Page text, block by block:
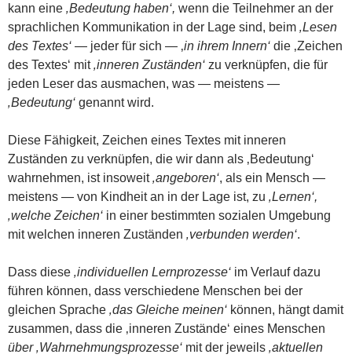
kann eine ‚Bedeutung haben‘, wenn die Teilnehmer an der
sprachlichen Kommunikation in der Lage sind, beim ‚Lesen
des Textes‘ — jeder für sich — ‚in ihrem Innern‘ die ‚Zeichen
des Textes‘ mit‚inneren Zuständen‘ zu verknüpfen, die für
jeden Leser das ausmachen, was — meistens —
‚Bedeutung‘ genannt wird.
Diese Fähigkeit, Zeichen eines Textes mit inneren
Zuständen zu verknüpfen, die wir dann als ‚Bedeutung‘
wahrnehmen, ist insoweit‚angeboren‘, als ein Mensch —
meistens — von Kindheit an in der Lage ist, zu ‚Lernen‘,
‚welche Zeichen‘ in einer bestimmten sozialen Umgebung
mit welchen inneren Zuständen ‚verbunden werden‘.
Dass diese ‚individuellen Lernprozesse‘ im Verlauf dazu
führen können, dass verschiedene Menschen bei der
gleichen Sprache ‚das Gleiche meinen‘ können, hängt damit
zusammen, dass die ‚inneren Zustände‘ eines Menschen
über ‚Wahrnehmungsprozesse‘ mit der jeweils ‚aktuellen